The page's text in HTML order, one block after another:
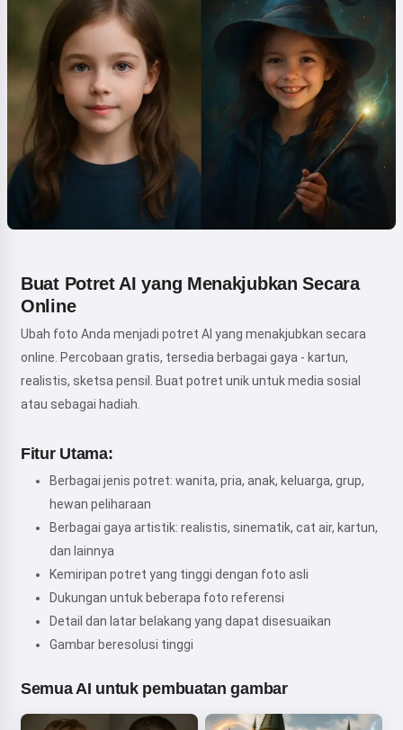
Buat Potret AI yang Menakjubkan Secara
Online
Ubah foto Anda menjadi potret AI yang menakjubkan secara
online. Percobaan gratis, tersedia berbagai gaya - kartun,
realistis, sketsa pensil. Buat potret unik untuk media sosial
atau sebagai hadiah.
Fitur Utama:
Berbagai jenis potret: wanita, pria, anak, keluarga, grup,
hewan peliharaan
Berbagai gaya artistik: realistis, sinematik, cat air, kartun,
dan lainnya
Kemiripan potret yang tinggi dengan foto asli
Dukungan untuk beberapa foto referensi
Detail dan latar belakang yang dapat disesuaikan
Gambar beresolusi tinggi
Semua AI untuk pembuatan gambar